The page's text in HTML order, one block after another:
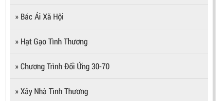
» Bác Ái Xã Hội
» Hạt Gạo Tình Thương
» Chương Trình Đối Ứng 30-70
» Xây Nhà Tình Thương